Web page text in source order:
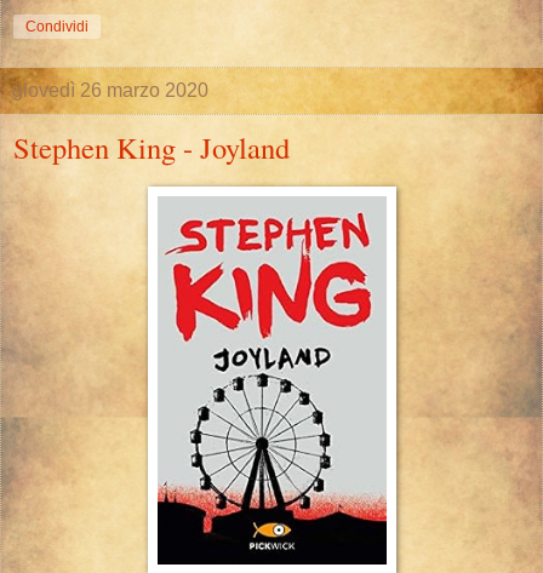
Condividi
giovedì 26 marzo 2020
Stephen King - Joyland